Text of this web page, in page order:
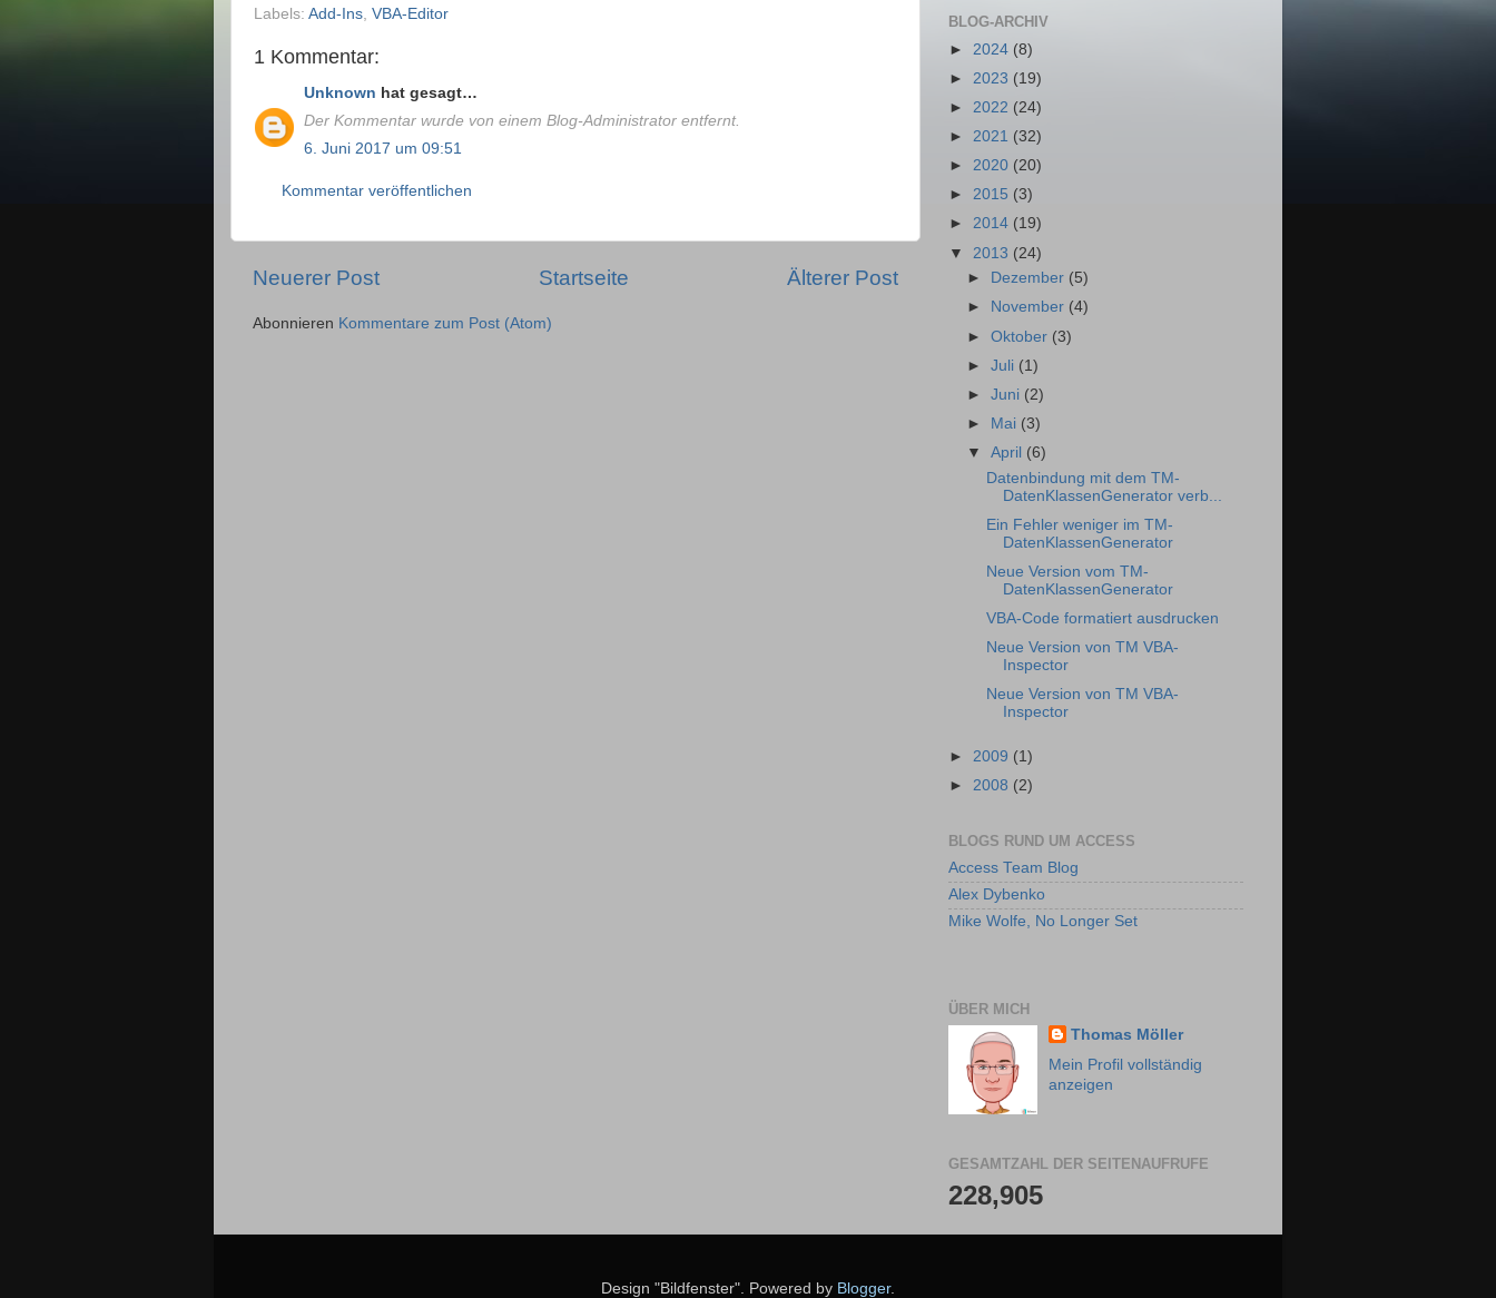
Labels: Add-Ins VBA-Editor
1 Kommentar:
Unknown hat gesagt…
Der Kommentar wurde von einem Blog-Administrator entfernt.
6. Juni 2017 um 09:51
Kommentar veröffentlichen
Neuerer Post Älterer Post
Startseite
Abonnieren Kommentare zum Post (Atom)
BLOG-ARCHIV
► 2024 (8)
► 2023 (19)
► 2022 (24)
► 2021 (32)
► 2020 (20)
► 2015 (3)
► 2014 (19)
▼ 2013 (24)
►
Dezember (5)
►
November (4)
►Oktober (3)
►Juli (1)
►Juni (2)
►
Mai (3)
▼April (6)
Datenbindung mit dem TM-
DatenKlassenGenerator verb...
Ein Fehler weniger im TM-
DatenKlassenGenerator
Neue Version vom TM-
DatenKlassenGenerator
VBA-Code formatiert ausdrucken
Neue Version von TM VBA-
Inspector
Neue Version von TM VBA-
Inspector
► 2009 (1)
► 2008 (2)
BLOGS RUND UM ACCESS
Access Team Blog
Alex Dybenko
Mike Wolfe, No Longer Set
ÜBER MICH
Thomas Möller
Mein Profil vollständig
anzeigen
GESAMTZAHL DER SEITENAUFRUFE
228,905
Design "Bildfenster". Powered by Blogger.